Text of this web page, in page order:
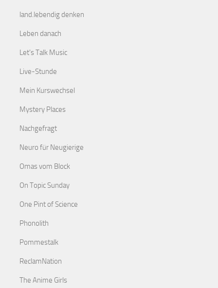
land.lebendig denken
Leben danach
Let's Talk Music
Live-Stunde
Mein Kurswechsel
Mystery Places
Nachgefragt
Neuro für Neugierige
Omas vom Block
On Topic Sunday
One Pint of Science
Phonolith
Pommestalk
ReclamNation
The Anime Girls